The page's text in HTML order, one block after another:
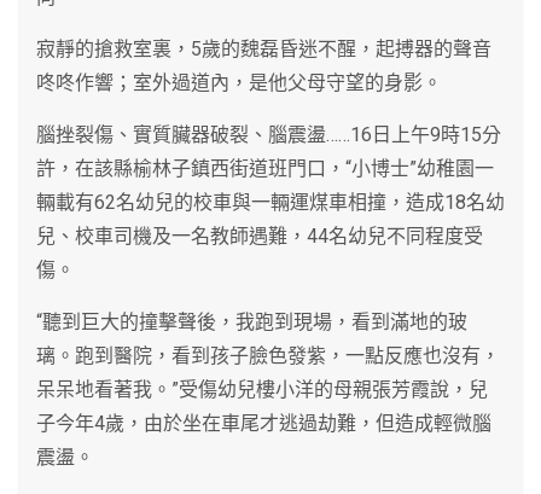
寂靜的搶救室裏，5歲的魏磊昏迷不醒，起搏器的聲音
咚咚作響；室外過道內，是他父母守望的身影。
腦挫裂傷、實質臟器破裂、腦震盪……16日上午9時15分
許，在該縣榆林子鎮西街道班門口，“小博士”幼稚園一
輛載有62名幼兒的校車與一輛運煤車相撞，造成18名幼
兒、校車司機及一名教師遇難，44名幼兒不同程度受
傷。
“聽到巨大的撞擊聲後，我跑到現場，看到滿地的玻
璃。跑到醫院，看到孩子臉色發紫，一點反應也沒有，
呆呆地看著我。”受傷幼兒樓小洋的母親張芳霞說，兒
子今年4歲，由於坐在車尾才逃過劫難，但造成輕微腦
震盪。